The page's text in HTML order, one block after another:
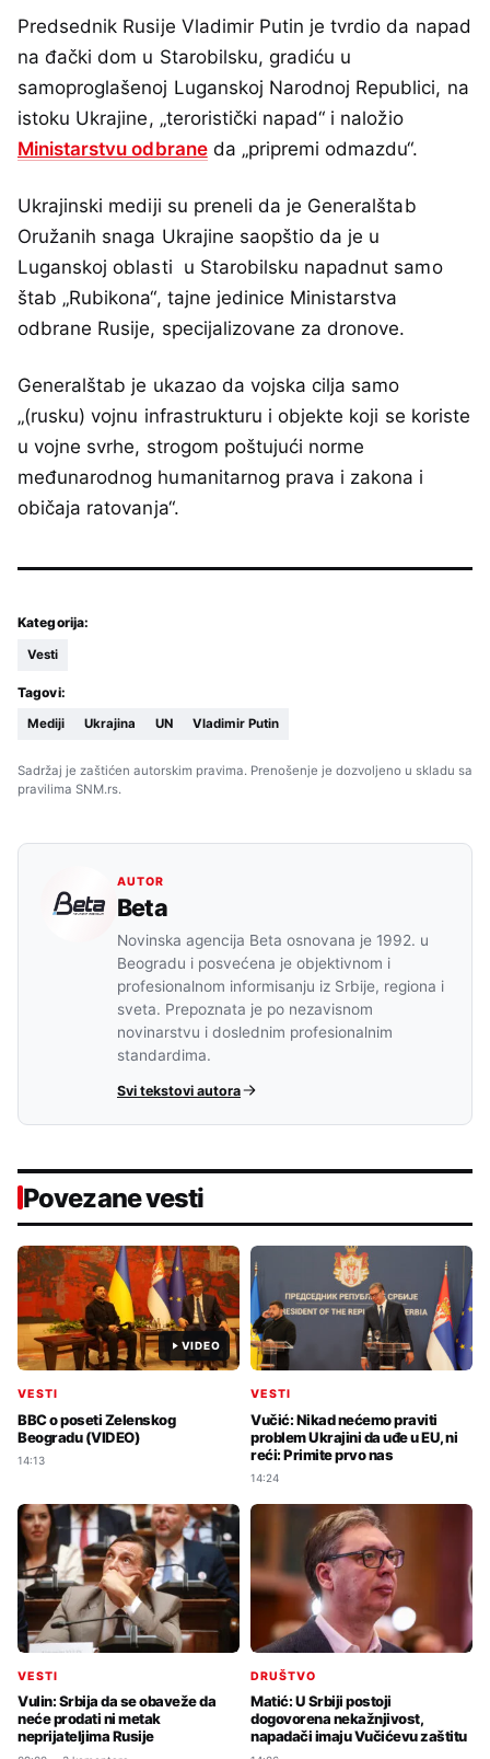
Predsednik Rusije Vladimir Putin je tvrdio da napad
na đački dom u Starobilsku, gradiću u
samoproglašenoj Luganskoj Narodnoj Republici, na
istoku Ukrajine, „teroristički napad“ i naložio
Ministarstvu odbraneda „pripremi odmazdu“.
Ukrajinski mediji su preneli da je Generalštab
Oružanih snaga Ukrajine saopštio da je u
Luganskoj oblasti u Starobilsku napadnut samo
štab „Rubikona“, tajne jedinice Ministarstva
odbrane Rusije, specijalizovane za dronove.
Generalštab je ukazao da vojska cilja samo
„(rusku) vojnu infrastrukturu i objekte koji se koriste
u vojne svrhe, strogom poštujući norme
međunarodnog humanitarnog prava i zakona i
običaja ratovanja“.
Kategorija:
Vesti
Tagovi:
Mediji Ukrajina UN Vladimir Putin
Sadržaj je zaštićen autorskim pravima. Prenošenje je dozvoljeno u skladu sa
pravilima SNM.rs.
AUTOR
Beta
Novinska agencija Beta osnovana je 1992. u
Beogradu i posvećena je objektivnom i
profesionalnom informisanju iz Srbije, regiona i
sveta. Prepoznata je po nezavisnom
novinarstvu i doslednim profesionalnim
standardima.
Svi tekstovi autora
Povezane vesti
VIDEO
VESTI
BBC o poseti Zelenskog
Beogradu (VIDEO)
14:13
VESTI
Vučić: Nikad nećemo praviti
problem Ukrajini da uđe u EU, ni
reći: Primite prvo nas
14:24
VESTI
Vulin: Srbija da se obaveže da
neće prodati ni metak
neprijateljima Rusije
DRUŠTVO
Matić: U Srbiji postoji
dogovorena nekažnjivost,
napadači imaju Vučićevu zaštitu